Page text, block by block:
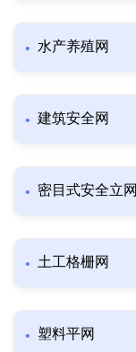
水产养殖网
建筑安全网
密目式安全立网
土工格栅网
塑料平网